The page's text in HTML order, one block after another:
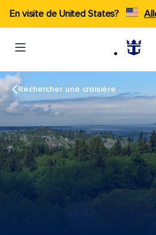
En visite de United States?
Rechercher une croisière